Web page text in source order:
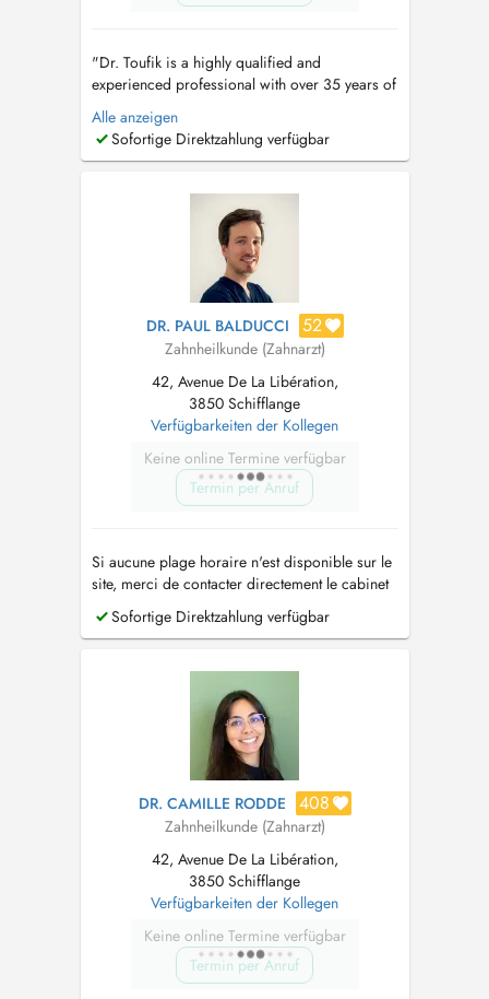
"Dr. Toufik is a highly qualified and
experienced professional with over 35 years of
Dental Experience spanning 3 continents from
the United States to Saudi Arabia, Syria and
Luxembourg. For appointments: mobile &
+352 26 56 12 41 Diekirch Clinic : +35...
Alle anzeigen
Sofortige Direktzahlung verfügbar
DR. PAUL BALDUCCI 52
Zahnheilkunde (Zahnarzt)
42, Avenue De La Libération,
3850 Schifflange
Verfügbarkeiten der Kollegen
Keine online Termine verfügbar
Termin per Anruf
Si aucune plage horaire n'est disponible sur le
site, merci de contacter directement le cabinet
par téléphone au (+352) 26.74.57.80 . PID
disponible
Sofortige Direktzahlung verfügbar
DR. CAMILLE RODDE 408
Zahnheilkunde (Zahnarzt)
42, Avenue De La Libération,
3850 Schifflange
Verfügbarkeiten der Kollegen
Keine online Termine verfügbar
Termin per Anruf